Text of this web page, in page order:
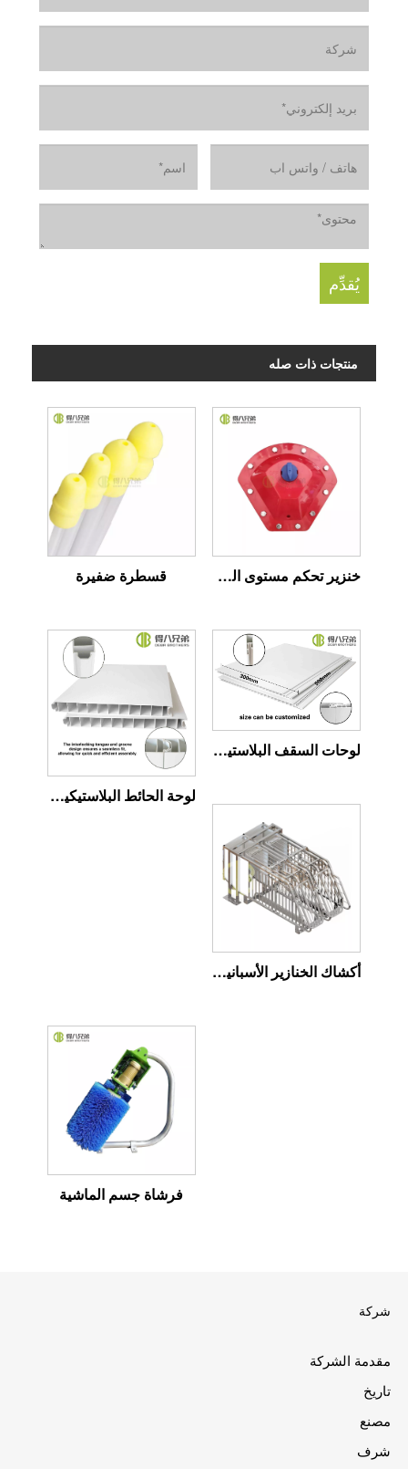
منتجات ذات صله
قسطرة ضفيرة خنزير تحكم مستوى المياه التلقائي
لوحة الحائط البلاستيكية لخنزير سياج مزرعة الخنازير
لوحات السقف البلاستيكية
أكشاك الخنازير الأسبانية الأطول حرية الوصول
فرشاة جسم الماشية
شركة
مقدمة الشركة
تاريخ
مصنع
شرف